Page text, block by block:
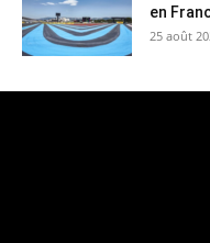
en
25 août